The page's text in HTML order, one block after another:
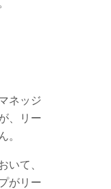
ネッジ
、リー
。
いて、
がリー